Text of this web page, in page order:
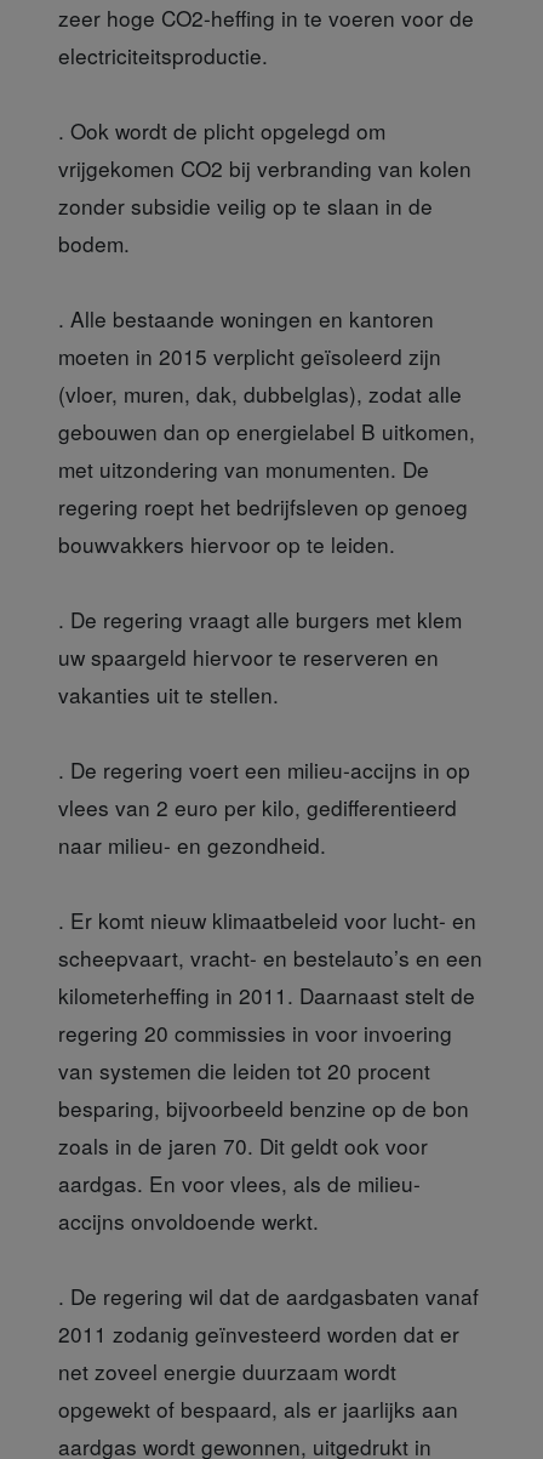
zeer hoge CO2-heffing in te voeren voor de
electriciteitsproductie.
. Ook wordt de plicht opgelegd om
vrijgekomen CO2 bij verbranding van kolen
zonder subsidie veilig op te slaan in de
bodem.
. Alle bestaande woningen en kantoren
moeten in 2015 verplicht geïsoleerd zijn
(vloer, muren, dak, dubbelglas), zodat alle
gebouwen dan op energielabel B uitkomen,
met uitzondering van monumenten. De
regering roept het bedrijfsleven op genoeg
bouwvakkers hiervoor op te leiden.
. De regering vraagt alle burgers met klem
uw spaargeld hiervoor te reserveren en
vakanties uit te stellen.
. De regering voert een milieu-accijns in op
vlees van 2 euro per kilo, gedifferentieerd
naar milieu- en gezondheid.
. Er komt nieuw klimaatbeleid voor lucht- en
scheepvaart, vracht- en bestelauto’s en een
kilometerheffing in 2011. Daarnaast stelt de
regering 20 commissies in voor invoering
van systemen die leiden tot 20 procent
besparing, bijvoorbeeld benzine op de bon
zoals in de jaren 70. Dit geldt ook voor
aardgas. En voor vlees, als de milieu-
accijns onvoldoende werkt.
. De regering wil dat de aardgasbaten vanaf
2011 zodanig geïnvesteerd worden dat er
net zoveel energie duurzaam wordt
opgewekt of bespaard, als er jaarlijks aan
aardgas wordt gewonnen, uitgedrukt in